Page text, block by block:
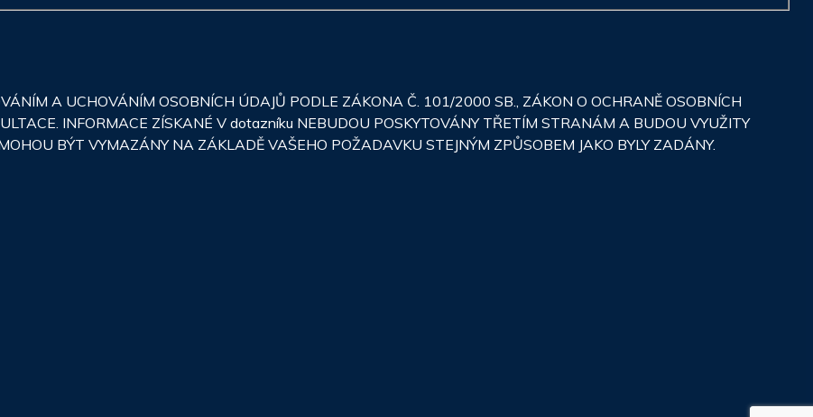
A UCHOVÁNÍM OSOBNÍCH ÚDAJŮ PODLE ZÁKONA Č. 101/2000 SB., ZÁKON O OCHRANĚ OSOBNÍCH
INFORMACE ZÍSKANÉ V dotazníku NEBUDOU POSKYTOVÁNY TŘETÍM STRANÁM A BUDOU VYUŽITY
BÝT VYMAZÁNY NA ZÁKLADĚ VAŠEHO POŽADAVKU STEJNÝM ZPŮSOBEM JAKO BYLY ZADÁNY.